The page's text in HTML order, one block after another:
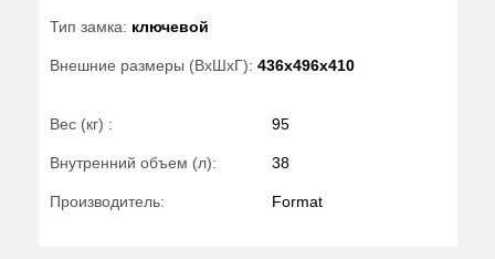
Тип замка: ключевой
Внешние размеры (ВхШхГ): 436x496x410
Вес (кг) : 95
Внутренний объем (л): 38
Производитель: Format